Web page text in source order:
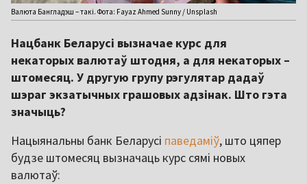
Валюта Бангладэш – такі. Фота: Fayaz Ahmed Sunny / Unsplash
Нацбанк Беларусі вызначае курс для
некаторых валютаў штодня, а для некаторых –
штомесяц. У другую групу рэгулятар дадаў
шэраг экзатычных грашовых адзінак. Што гэта
значыць?
Нацыянальны банк Беларусі паведаміў, што цяпер
будзе штомесяц вызначаць курс сямі новых
валютаў: